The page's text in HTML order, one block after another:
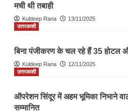
मची थी तबाही
Kuldeep Rana
13/11/2025
उत्तरकाशी
बिना पंजीकरण के चल रहे हैं 35 होटल
Kuldeep Rana
12/11/2025
उत्तरकाशी
ऑपरेशन सिंदूर में अहम भूमिका निभाने
सम्मानित